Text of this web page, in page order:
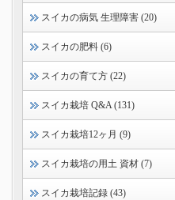
スイカの病気 生理障害 (20)
スイカの肥料 (6)
スイカの育て方 (22)
スイカ栽培 Q&A (131)
スイカ栽培12ヶ月 (9)
スイカ栽培の用土 資材 (7)
スイカ栽培記録 (43)